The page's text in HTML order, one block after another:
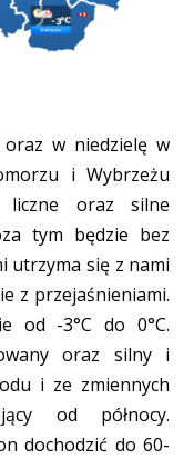
w niedzielę w
i Wybrzeżu
liczne oraz silne
tym będzie bez
utrzyma się z nami
z przejaśnieniami.
od -3°C do 0°C.
oraz silny i
i ze zmiennych
od północy.
dochodzić do 60-